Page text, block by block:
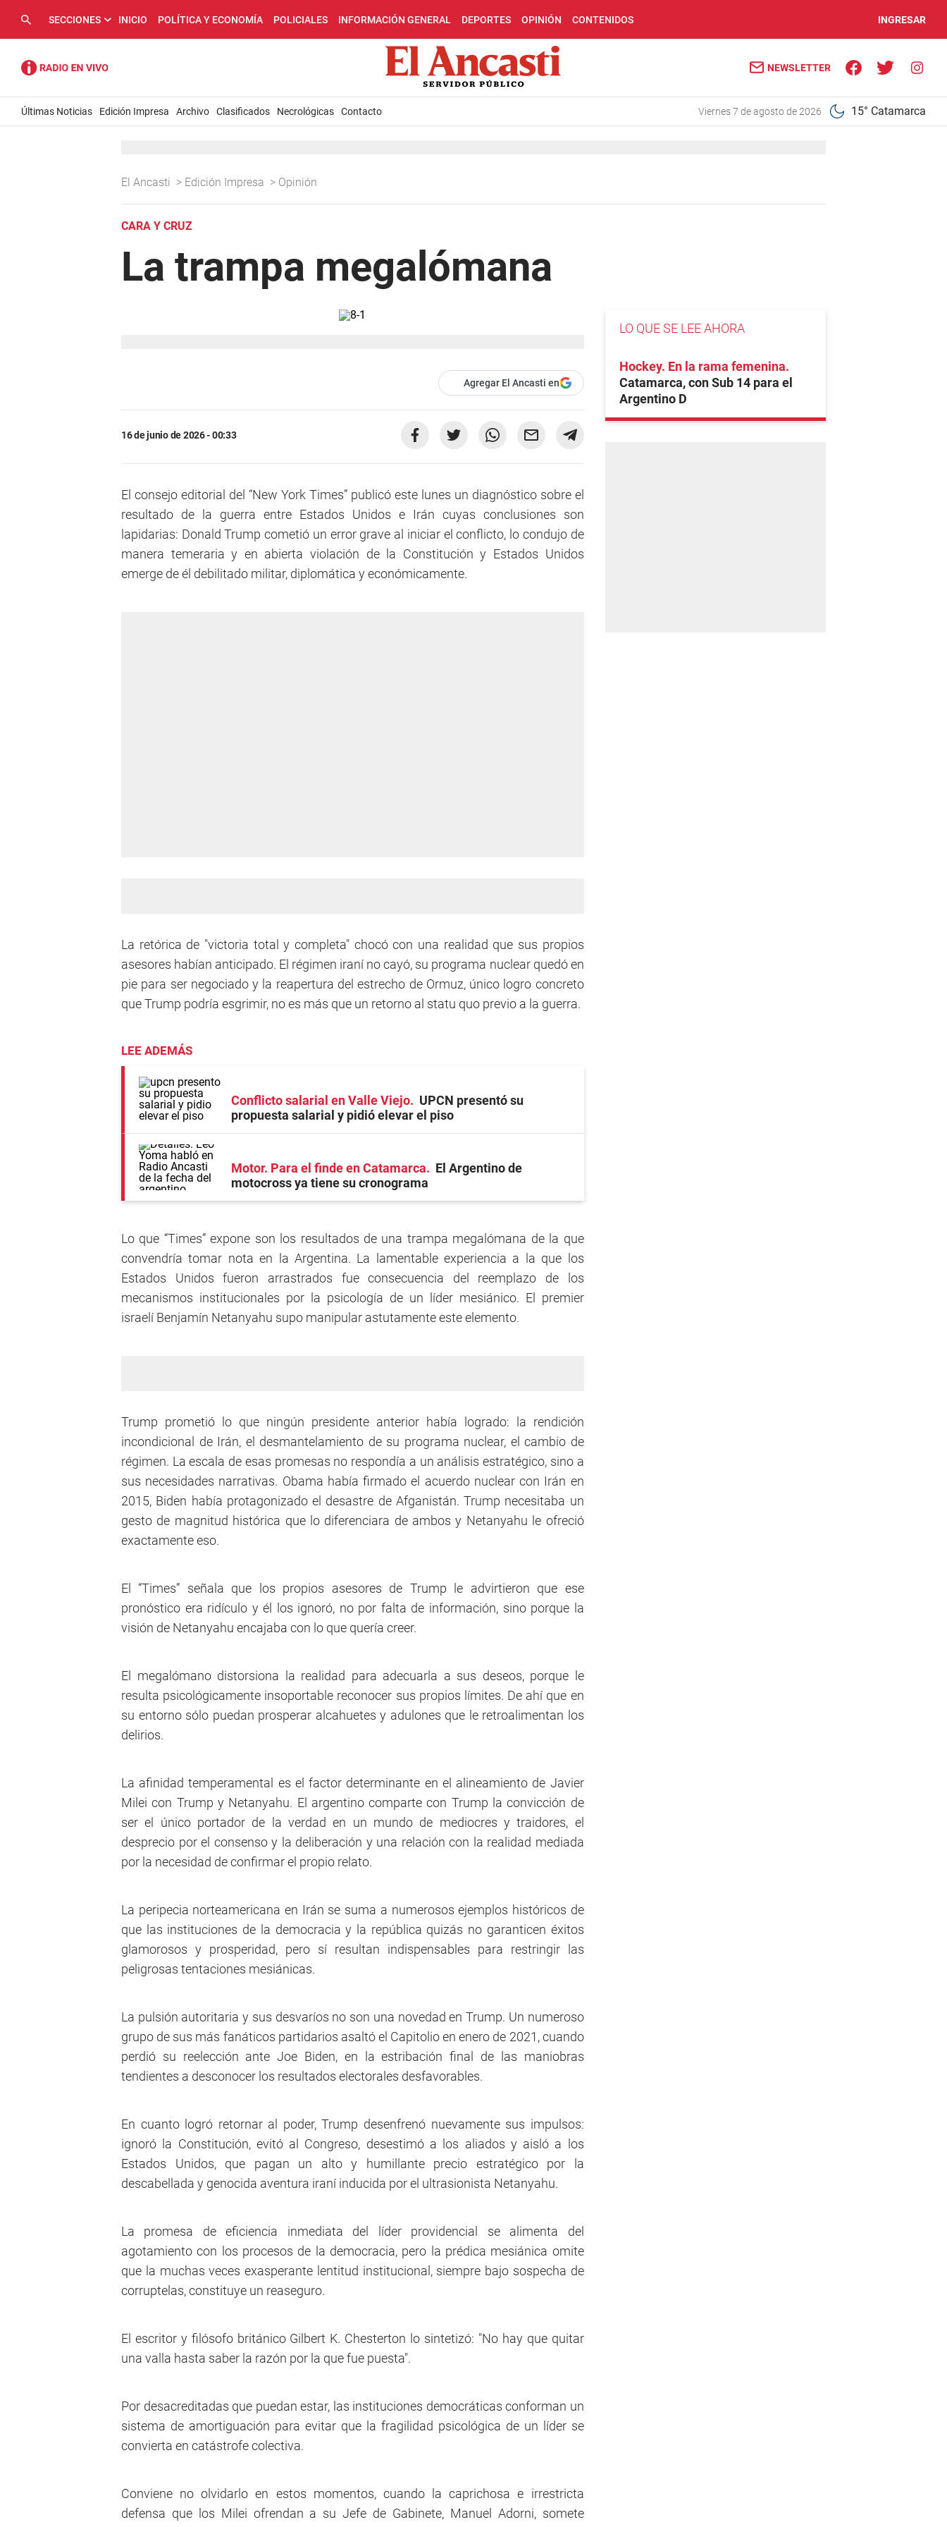
SECCIONES INICIO POLÍTICA Y ECONOMÍA POLICIALES INFORMACIÓN GENERAL DEPORTES OPINIÓN CONTENIDOS INGRESAR
NEWSLETTER
Últimas Noticias Edición Impresa Archivo Clasificados Necrológicas Contacto viernes 7 de agosto de 2026 15° Catamarca
El Ancasti > Edición Impresa > Opinión
CARA Y CRUZ
La trampa megalómana
Agregar El Ancasti en
16 de junio de 2026 - 00:33
El consejo editorial del “New York Times” publicó este lunes un diagnóstico sobre el
resultado de la guerra entre Estados Unidos e Irán cuyas conclusiones son
lapidarias: Donald Trump cometió un error grave al iniciar el conflicto, lo condujo de
manera temeraria y en abierta violación de la Constitución y Estados Unidos
emerge de él debilitado militar, diplomática y económicamente.
La retórica de "victoria total y completa" chocó con una realidad que sus propios
asesores habían anticipado. El régimen iraní no cayó, su programa nuclear quedó en
pie para ser negociado y la reapertura del estrecho de Ormuz, único logro concreto
que Trump podría esgrimir, no es más que un retorno al statu quo previo a la guerra.
LEE ADEMÁS
Conflicto salarial en Valle Viejo
UPCN presentó su
propuesta salarial y pidió elevar el piso
Motor. Para el finde en Catamarca
El Argentino de
motocross ya tiene su cronograma
Lo que “Times” expone son los resultados de una trampa megalómana de la que
convendría tomar nota en la Argentina. La lamentable experiencia a la que los
Estados Unidos fueron arrastrados fue consecuencia del reemplazo de los
mecanismos institucionales por la psicología de un líder mesiánico. El premier
israelí Benjamín Netanyahu supo manipular astutamente este elemento.
Trump prometió lo que ningún presidente anterior había logrado: la rendición
incondicional de Irán, el desmantelamiento de su programa nuclear, el cambio de
régimen. La escala de esas promesas no respondía a un análisis estratégico, sino a
sus necesidades narrativas. Obama había firmado el acuerdo nuclear con Irán en
2015, Biden había protagonizado el desastre de Afganistán. Trump necesitaba un
gesto de magnitud histórica que lo diferenciara de ambos y Netanyahu le ofreció
exactamente eso.
El “Times” señala que los propios asesores de Trump le advirtieron que ese
pronóstico era ridículo y él los ignoró, no por falta de información, sino porque la
visión de Netanyahu encajaba con lo que quería creer.
El megalómano distorsiona la realidad para adecuarla a sus deseos, porque le
resulta psicológicamente insoportable reconocer sus propios límites. De ahí que en
su entorno sólo puedan prosperar alcahuetes y adulones que le retroalimentan los
delirios.
La afinidad temperamental es el factor determinante en el alineamiento de Javier
Milei con Trump y Netanyahu. El argentino comparte con Trump la convicción de
ser el único portador de la verdad en un mundo de mediocres y traidores, el
desprecio por el consenso y la deliberación y una relación con la realidad mediada
por la necesidad de confirmar el propio relato.
La peripecia norteamericana en Irán se suma a numerosos ejemplos históricos de
que las instituciones de la democracia y la república quizás no garanticen éxitos
glamorosos y prosperidad, pero sí resultan indispensables para restringir las
peligrosas tentaciones mesiánicas.
La pulsión autoritaria y sus desvaríos no son una novedad en Trump. Un numeroso
grupo de sus más fanáticos partidarios asaltó el Capitolio en enero de 2021, cuando
perdió su reelección ante Joe Biden, en la estribación final de las maniobras
tendientes a desconocer los resultados electorales desfavorables.
En cuanto logró retornar al poder, Trump desenfrenó nuevamente sus impulsos:
ignoró la Constitución, evitó al Congreso, desestimó a los aliados y aisló a los
Estados Unidos, que pagan un alto y humillante precio estratégico por la
descabellada y genocida aventura iraní inducida por el ultrasionista Netanyahu.
La promesa de eficiencia inmediata del líder providencial se alimenta del
agotamiento con los procesos de la democracia, pero la prédica mesiánica omite
que la muchas veces exasperante lentitud institucional, siempre bajo sospecha de
corruptelas, constituye un reaseguro.
El escritor y filósofo británico Gilbert K. Chesterton lo sintetizó: "No hay que quitar
una valla hasta saber la razón por la que fue puesta".
Por desacreditadas que puedan estar, las instituciones democráticas conforman un
sistema de amortiguación para evitar que la fragilidad psicológica de un líder se
convierta en catástrofe colectiva.
Conviene no olvidarlo en estos momentos, cuando la caprichosa e irrestricta
defensa que los Milei ofrendan a su Jefe de Gabinete, Manuel Adorni, somete
LO QUE SE LEE AHORA
Hockey. En la rama femenina
Catamarca, con Sub 14 para el
Argentino D